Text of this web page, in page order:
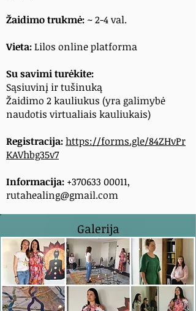
Žaidimo trukmė: ~ 2-4 val.
Vieta:Lilos online platforma
Su savimi turėkite:
Sąsiuvinį ir tušinuką
Žaidimo 2 kauliukus (yra galimybė
naudotis virtualiais kauliukais)
Registracija:https://forms.gle/84ZHvPr
KAVhbg35v7
Informacija: +370633 00011,
rutahealing@gmail.com
Galerija